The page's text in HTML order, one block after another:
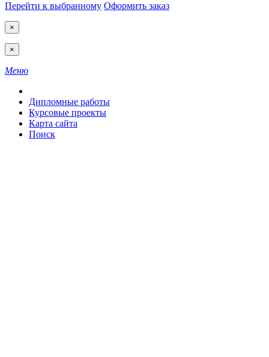
Перейти к выбранному Оформить заказ
×
×
Меню
Дипломные работы
Курсовые проекты
Карта сайта
Поиск